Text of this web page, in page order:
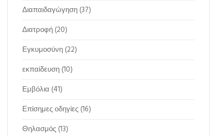
Διαπαιδαγώγηση(37)
Διατροφή(20)
Εγκυμοσύνη(22)
εκπαίδευση(10)
Εμβόλια (41)
Επίσημες οδηγίες(16)
Θηλασμός(13)